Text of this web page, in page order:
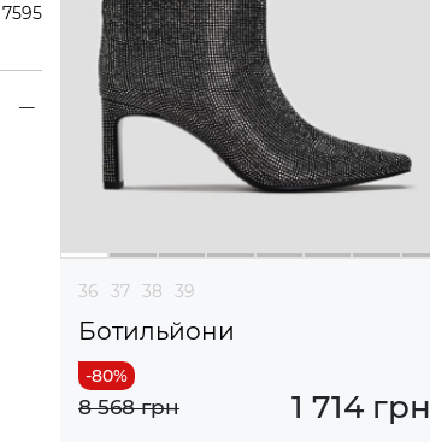
7595
36 37 38 39
Ботильйони
1 714 грн
8 568 грн